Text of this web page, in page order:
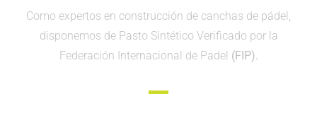
Como expertos en construcción de canchas de pádel,
disponemos de Pasto Sintético Verificado por la
Federación Internacional de Padel (FIP).